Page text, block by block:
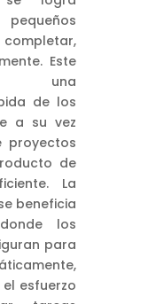
Este
una
de los
a su vez
proyectos
de
La
beneficia
los
para
esfuerzo